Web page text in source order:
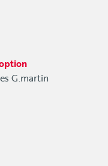
G.martin